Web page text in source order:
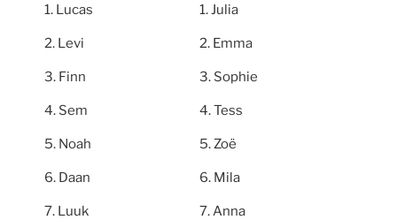
Lucas
Levi
Finn
Sem
Noah
Daan
Luuk
Julia
Emma
Sophie
Tess
Zoë
Mila
Anna